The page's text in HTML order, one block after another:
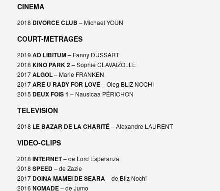
CINEMA
2018 DIVORCE CLUB – Michael YOUN
COURT-METRAGES
2019 AD LIBITUM– Fanny DUSSART
2018 KINO PARK 2– Sophie CLAVAIZOLLE
2017ALGOL– Marie FRANKEN
2017ARE U RADY FOR LOVE– Oleg BLIZ NOCHI
2015 DEUX FOIS 1 – Nausicaa PÉRICHON
TELEVISION
2018 LE BAZAR DE LA CHARITÉ– Alexandre LAURENT
VIDEO-CLIPS
2018 INTERNET– de Lord Esperanza
2018 SPEED– de Zazie
2017 DOINA MAMEI DE SEARA– de Bliz Nochi
2016 NOMADE– de Jumo